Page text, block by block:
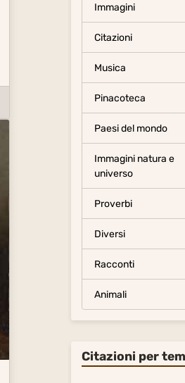
Immagini
Citazioni
Musica
Pinacoteca
Paesi del mondo
Immagini natura e
universo
Proverbi
Diversi
Racconti
Animali
Citazioni per